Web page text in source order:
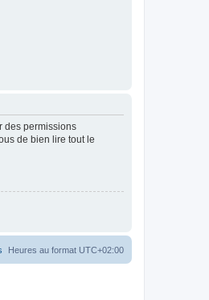
des permissions
de bien lire tout le
Heures au format UTC+02:00